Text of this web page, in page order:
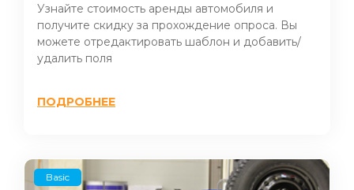
Узнайте стоимость аренды автомобиля и
получите скидку за прохождение опроса. Вы
можете отредактировать шаблон и добавить/
удалить поля
ПОДРОБНЕЕ
Basic